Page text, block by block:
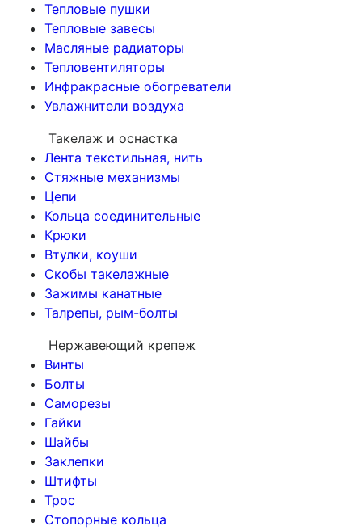
Тепловые пушки
Тепловые завесы
Масляные радиаторы
Тепловентиляторы
Инфракрасные обогреватели
Увлажнители воздуха
Такелаж и оснастка
Лента текстильная, нить
Стяжные механизмы
Цепи
Кольца соединительные
Крюки
Втулки, коуши
Скобы такелажные
Зажимы канатные
Талрепы, рым-болты
Нержавеющий крепеж
Винты
Болты
Саморезы
Гайки
Шайбы
Заклепки
Штифты
Трос
Стопорные кольца